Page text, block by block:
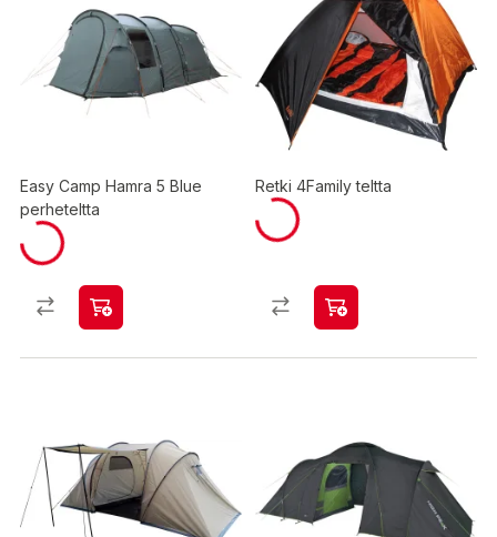
Easy Camp Hamra 5 Blue
perheteltta
Retki 4Family teltta